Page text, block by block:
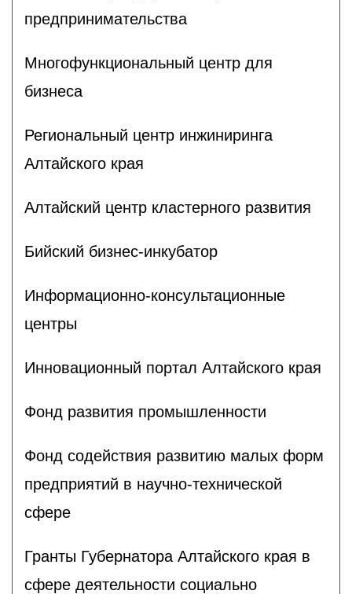
предпринимательства
Многофункциональный центр для
бизнеса
Региональный центр инжиниринга
Алтайского края
Алтайский центр кластерного развития
Бийский бизнес-инкубатор
Информационно-консультационные
центры
Инновационный портал Алтайского края
Фонд развития промышленности
Фонд содействия развитию малых форм
предприятий в научно-технической
сфере
Гранты Губернатора Алтайского края в
сфере деятельности социально